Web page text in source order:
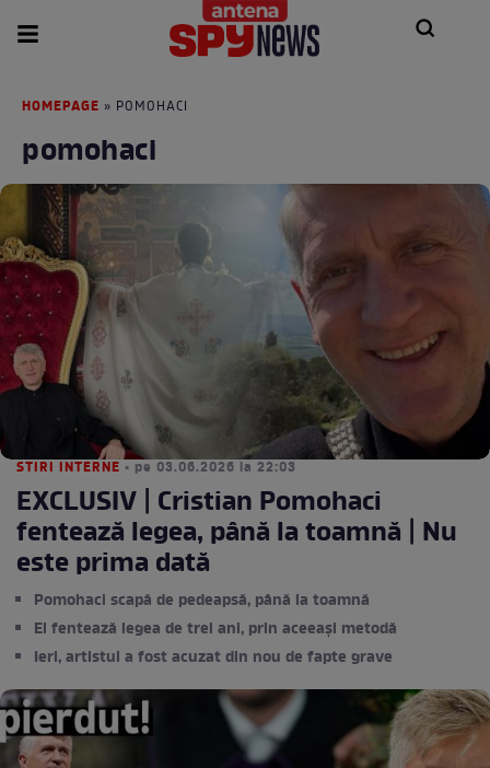
HOMEPAGE » POMOHACI
pomohaci
STIRI INTERNE • pe 03.06.2026 la 22:03
EXCLUSIV | Cristian Pomohaci
fentează legea, până la toamnă | Nu
este prima dată
Pomohaci scapă de pedeapsă, până la toamnă
El fentează legea de trei ani, prin aceeași metodă
Ieri, artistul a fost acuzat din nou de fapte grave